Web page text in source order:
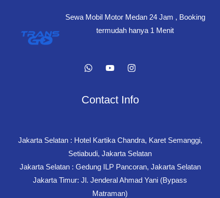
Sewa Mobil Motor Medan 24 Jam , Booking
termudah hanya 1 Menit
Contact Info
Jakarta Selatan : Hotel Kartika Chandra, Karet Semanggi,
Setiabudi, Jakarta Selatan
Jakarta Selatan : Gedung ILP Pancoran, Jakarta Selatan
Jakarta Timur: Jl. Jenderal Ahmad Yani (Bypass
Matraman)